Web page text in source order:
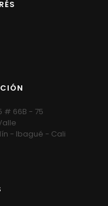
# 66B - 75
- Ibagué - Cali